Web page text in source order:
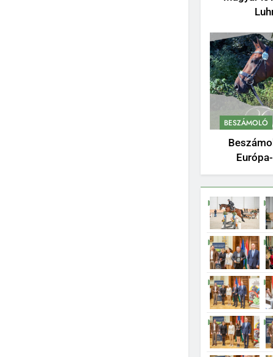
BESZÁMOLÓ